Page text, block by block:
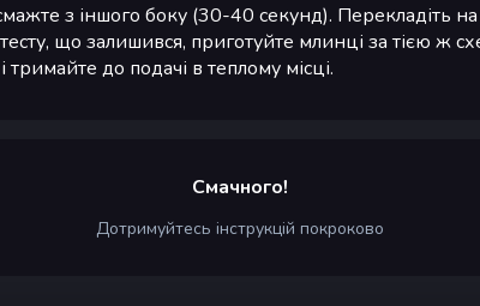
з іншого боку (30-40 секунд). Перекладіть на
що залишився, приготуйте млинці за тією ж
до подачі в теплому місці.
Смачного!
Дотримуйтесь інструкцій покроково